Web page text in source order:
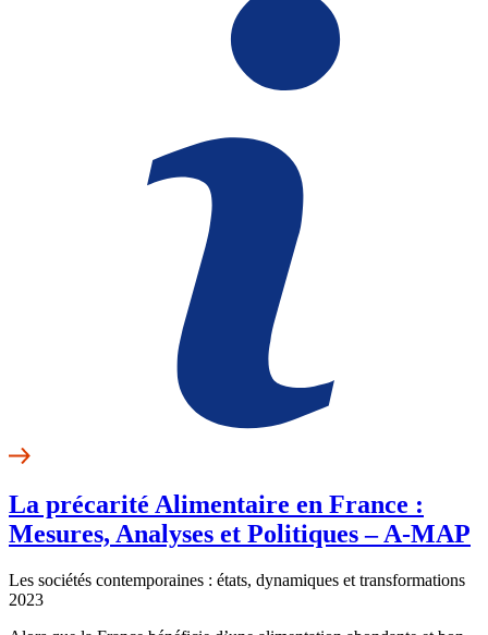
La précarité Alimentaire en France :
Mesures, Analyses et Politiques – A-MAP
Les sociétés contemporaines : états, dynamiques et transformations
2023